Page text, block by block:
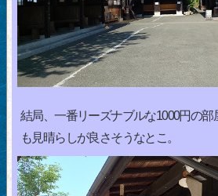
結局、一番リーズナブルな1000円の
も見晴らしが良さそうなとこ。